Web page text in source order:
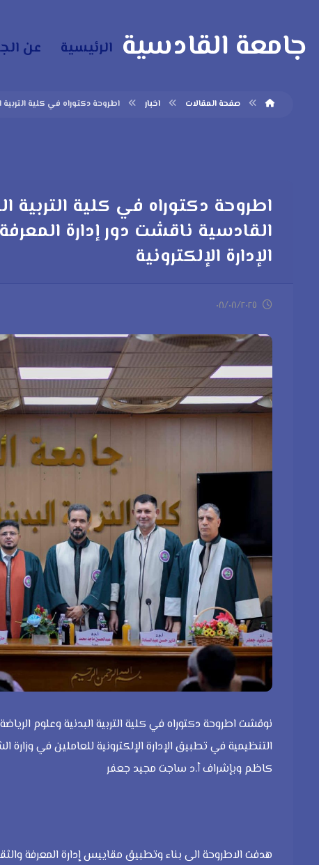
جامعة القادسية الرئيسية عن
صفحة المقالات اخبار اطروحة دكتوراه في كلية التربية
اطروحة دكتوراه في كلية التربية
القادسية ناقشت دور إدارة
الإدارة الإلكترونية
٠٨/٠٨/٢٠٢٥
نوقشت اطروحة دكتوراه في كلية التربية البدنية وعلوم
التنظيمية في تطبيق الإدارة الإلكترونية للعاملين في
كاظم وبإشراف أ.د ساجت مجيد جعفر
هدفت الاطروحة الى بناء وتطبيق مقاييس إدارة المعرفة